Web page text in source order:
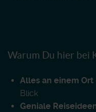
Warum Du hier bei
Alles an einem Ort
Blick
Geniale